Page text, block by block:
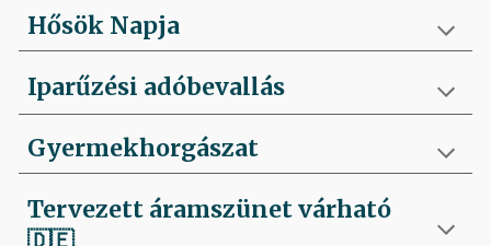
Hősök Napja
Iparűzési adóbevallás
Gyermekhorgászat
Tervezett áramszünet várható